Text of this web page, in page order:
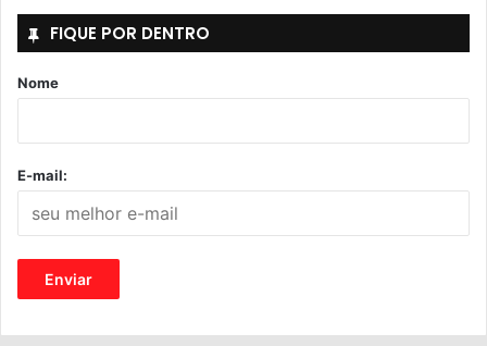
FIQUE POR DENTRO
Nome
E-mail: